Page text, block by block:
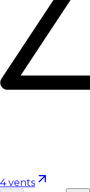
4 vents